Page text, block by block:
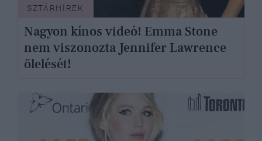
SZTÁRHÍREK
Nagyon kínos videó! Emma Stone
nem viszonozta Jennifer Lawrence
ölelését!